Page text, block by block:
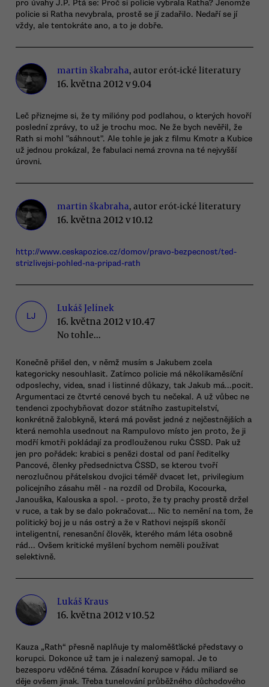
pro úvahy J.P. Ptá se: Proč si policie vybrala Ratha? Jenomže
policie si Ratha nevybrala, prostě se jí zadařilo. Nedaří se jí
vždy, ale tentokráte ano, a to je dobře.
martin škabraha, autor erót-ické literatury
16. května 2012 v 9.04
Leč přiznejme si, že ty milióny pod podlahou, o kterých hovoří
poslední zprávy, to už je trochu moc. Ne že bych nevěřil, že
Rath si mohl "sáhnout". Ale tohle je jak z filmu Kmotr a Kubice
už jednou prokázal, že fabulaci nemá zrovna na té nejvyšší
úrovni.
martin škabraha, autor erót-ické literatury
16. května 2012 v 10.12
http://www.ceskapozice.cz/domov/pravo-bezpecnost/ted-
strizlivejsi-pohled-na-pripad-rath
LJ
Lukáš Jelínek
16. května 2012 v 10.47
No tohle...
Konečně přišel den, v němž musím s Jakubem zcela
kategoricky nesouhlasit. Zatímco policie má několikaměsíční
odposlechy, videa, snad i listinné důkazy, tak Jakub má...pocit.
Argumentaci ze čtvrté cenové bych tu nečekal. A už vůbec ne
tendenci zpochybňovat dozor státního zastupitelství,
konkrétně žalobkyně, která má pověst jedné z nejčestnějších a
která nemohla usednout na Rampulovo místo jen proto, že ji
modří kmotři pokládají za prodlouženou ruku ČSSD. Pak už
jen pro pořádek: krabici s penězi dostal od paní ředitelky
Pancové, členky předsednictva ČSSD, se kterou tvoří
nerozlučnou přátelskou dvojici téměř dvacet let, privilegium
policejního zásahu měl - na rozdíl od Drobila, Kocourka,
Janouška, Kalouska a spol. - proto, že ty prachy prostě držel
v ruce, a tak by se dalo pokračovat... Nic to nemění na tom, že
politický boj je u nás ostrý a že v Rathovi nejspíš skončí
inteligentní, renesanční člověk, kterého mám léta osobně
rád... Ovšem kritické myšlení bychom neměli používat
selektivně.
Lukáš Kraus
16. května 2012 v 10.52
Kauza „Rath“ přesně naplňuje ty maloměšťácké představy o
korupci. Dokonce už tam je i nalezený samopal. Je to
bezesporu vděčné téma. Zásadní korupce v řádu miliard se
děje ovšem jinak. Třeba tunelování průběžného důchodového